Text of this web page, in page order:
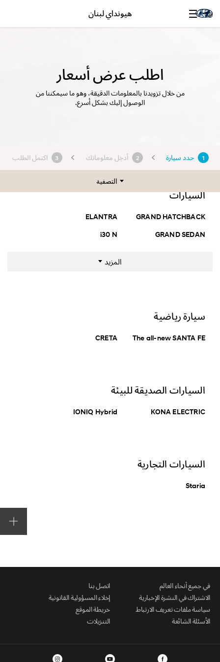
هيونداي لبنان
اطلب عرض أسعار
من خلال تزويدنا بالمعلومات الدقيقة، وهو ما سيمكننا من
الوصول إليك بشكل أسرع.
1 حدد سيارة 2 أدخِل معلوماتك 3 اكتمل الطلب
التصفية
الفئة
بحث(13)
السيارات
GRAND HATCHBACK
ELANTRA
GRAND SEDAN
i30 N
المزيد
سيارة رياضية
The all-new SANTA FE
CRETA
السيارات الصديقة للبيئة
KONA ELECTRIC
IONIQ Hybrid
السيارات التجارية
Staria
في جميع أنحاء العالم
اتصل بنا
الاشتراك في النشرة الإخبارية
إخلاء المسؤولية القانونية
سياسة ملفات تعريف الارتباط
خريطة الموقع
الأسئلة الشائعة
التنزيلات